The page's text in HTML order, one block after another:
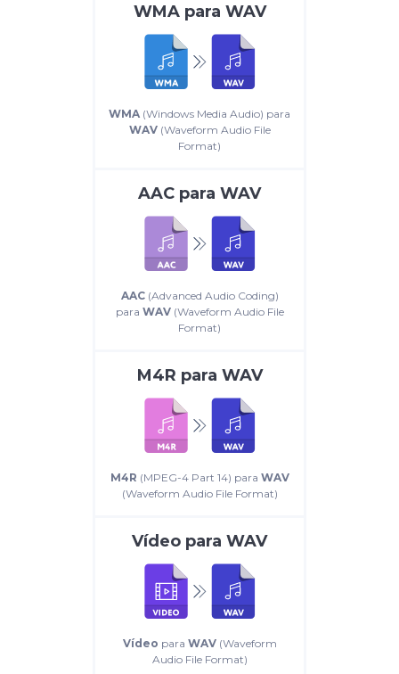
WMApara WAV
WMA (Windows Media Audio) para
WAV(Waveform Audio File
Format)
AAC para WAV
AAC(Advanced Audio Coding)
para WAV(Waveform Audio File
Format)
M4R para WAV
M4R (MPEG-4 Part 14) para WAV
(Waveform Audio File Format)
Vídeo para WAV
Vídeo para WAV(Waveform
Audio File Format)